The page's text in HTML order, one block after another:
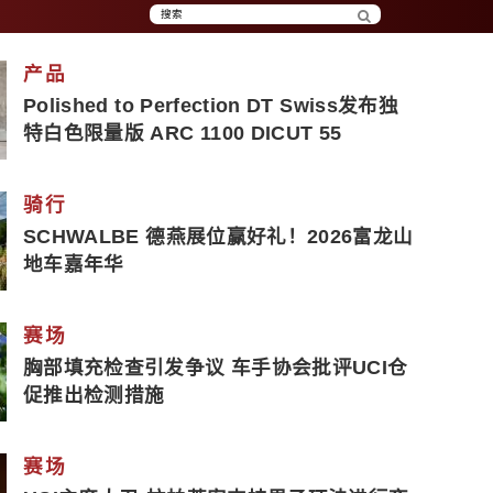
产品
Polished to Perfection DT Swiss发布独
特白色限量版 ARC 1100 DICUT 55
骑行
SCHWALBE 德燕展位赢好礼！2026富龙山
地车嘉年华
赛场
胸部填充检查引发争议 车手协会批评UCI仓
促推出检测措施
赛场